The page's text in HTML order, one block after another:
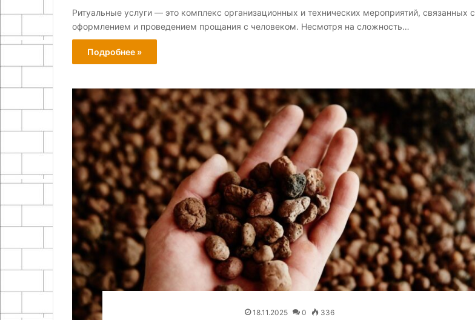
Ритуальные услуги — это комплекс организационных и технических мероприятий, связанных с
оформлением и проведением прощания с человеком. Несмотря на сложность…
Подробнее »
18.11.2025 0 336